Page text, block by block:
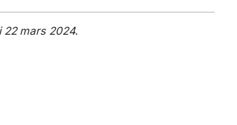
mars 2024.